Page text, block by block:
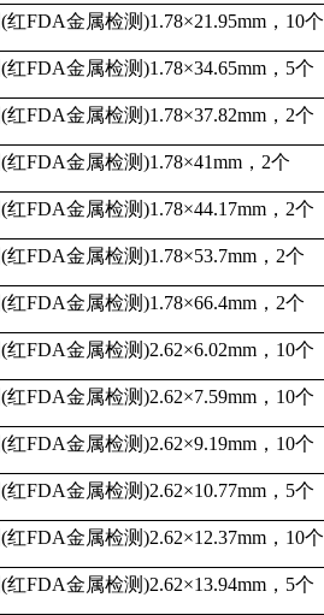
(红FDA金属检测)1.78×21.95mm ， 10个
(红FDA金属检测)1.78×34.65mm ， 5个
(红FDA金属检测)1.78×37.82mm ， 2个
(红FDA金属检测)1.78×41mm ， 2个
(红FDA金属检测)1.78×44.17mm ， 2个
(红FDA金属检测)1.78×53.7mm ， 2个
(红FDA金属检测)1.78×66.4mm ， 2个
(红FDA金属检测)2.62×6.02mm ， 10个
(红FDA金属检测)2.62×7.59mm ， 10个
(红FDA金属检测)2.62×9.19mm ， 10个
(红FDA金属检测)2.62×10.77mm ， 5个
(红FDA金属检测)2.62×12.37mm ， 10个
(红FDA金属检测)2.62×13.94mm ， 5个